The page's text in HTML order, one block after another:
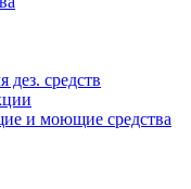
дез. средств
и моющие средства